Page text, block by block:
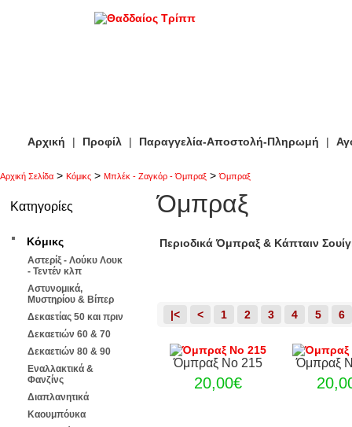
Αρχική | Προφίλ | Παραγγελία-Αποστολή-Πληρωμή |
Αρχική Σελίδα > Κόμικς > Μπλέκ - Ζαγκόρ - Όμπραξ >Όμπραξ
Όμπραξ
Περιοδικά Όμπραξ & Κάπταιν
|< < 1 2 3 4 5 6
Όμπραξ Νο 215
20,00€
Όμπραξ
Κατηγορίες
Κόμικς
Αστερίξ - Λούκυ Λουκ
- Τεντέν κλπ
Αστυνομικά,
Μυστηρίου & Βίπερ
Δεκαετίας 50 και πριν
Δεκαετιών 60 & 70
Δεκαετιών 80 & 90
Εναλλακτικά &
Φανζίνς
Διαπλανητικά
Καουμπόυκα